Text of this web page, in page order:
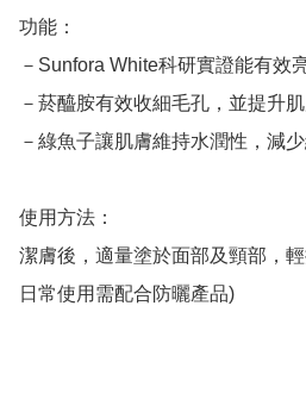
功能：
－Sunfora White科研實證能有效
－菸醯胺有效收細毛孔，並提升
－綠魚子讓肌膚維持水潤性，減
使用方法：
潔膚後，適量塗於面部及頸部，
日常使用需配合防曬產品)